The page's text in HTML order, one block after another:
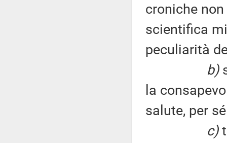
croniche
scientifica
peculiarità
b)
la
salute, per
c)